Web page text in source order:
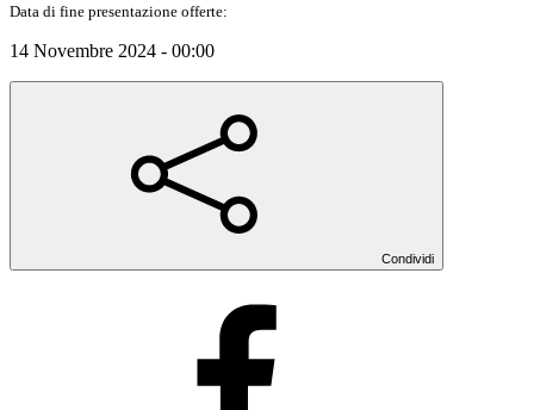
Data di fine presentazione offerte:
14 Novembre 2024 - 00:00
Condividi